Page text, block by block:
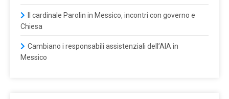
Il cardinale Parolin in Messico, incontri con governo e
Chiesa
Cambiano i responsabili assistenziali dell’AIA in
Messico